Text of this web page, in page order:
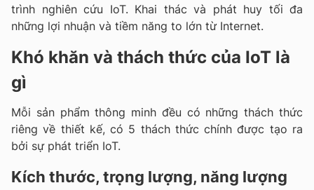
trình nghiên cứu IoT. Khai thác và phát huy tối đa
những lợi nhuận và tiềm năng to lớn từ Internet.
Khó khăn và thách thức của IoT là
gì
Mỗi sản phẩm thông minh đều có những thách thức
riêng về thiết kế, có 5 thách thức chính được tạo ra
bởi sự phát triển IoT.
Kích thước, trọng lượng, năng lượng